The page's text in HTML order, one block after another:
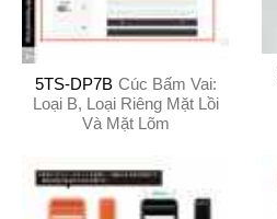
5TS-DP7B Cúc Bấm Vai:
Loại B, Loại Riêng Mặt Lồi
Và Mặt Lõm